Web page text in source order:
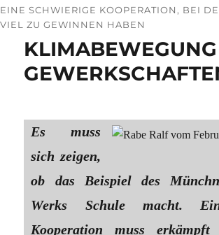
EINE SCHWIERIGE KOOPERATION, BEI
VIEL ZU GEWINNEN HABEN
Es muss
sich zeigen,
ob das Beispiel des
Werks Schule macht.
Kooperation muss